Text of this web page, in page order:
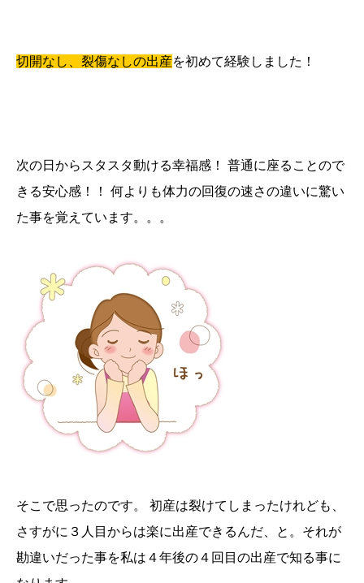
切開なし、裂傷なしの出産を初めて経験しました！
次の日からスタスタ動ける幸福感！ 普通に座ることので
きる安心感！！ 何よりも体力の回復の速さの違いに驚い
た事を覚えています。。。
そこで思ったのです。 初産は裂けてしまったけれども、
さすがに３人目からは楽に出産できるんだ、と。それが
勘違いだった事を私は４年後の４回目の出産で知る事に